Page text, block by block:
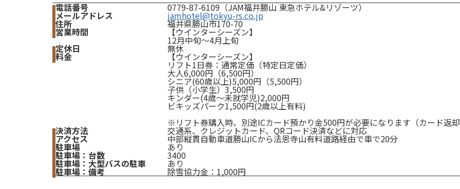
電話番号 0779-87-6109（JAM福井勝山 東急ホテル&リゾーツ）
メールアドレス jamhotel@tokyu-rs.co.jp
住所 福井県勝山市170-70
営業時間 【ウインターシーズン】
12月中旬～4月上旬
定休日 無休
料金 【ウインターシーズン】
リフト1日券：通常定価（特定日定価）
大人6,000円（6,500円）
シニア(60歳以上)5,000円（5,500円）
子供（小学生）3,500円
キンダー(4歳～未就学児)2,000円
ビキッズパーク1,500円(2歳以上有料)
※リフト券購入時、別途ICカード預かり金500円が必要になります（カード返却
決済方法 交通系、クレジットカード、QRコード決済などに対応
アクセス 中部縦貫自動車道勝山ICから法恩寺山有料道路経由で車で20分
駐車場 あり
駐車場：台数 3400
駐車場：大型バスの駐車 あり
駐車場：備考 除雪協力金：1,000円